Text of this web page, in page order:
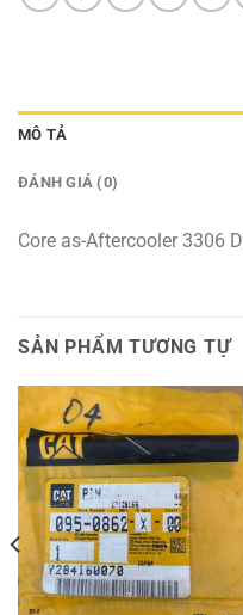
MÔ TẢ
ĐÁNH GIÁ (0)
Core as-Aftercooler 3306
SẢN PHẨM TƯƠNG TỰ